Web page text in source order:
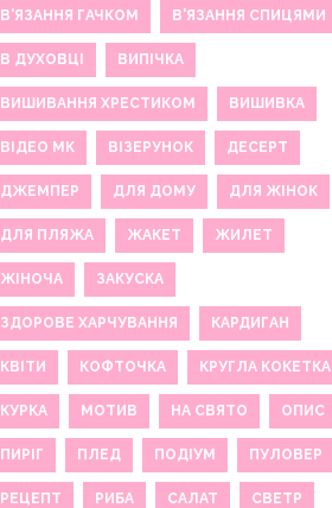
В'ЯЗАННЯ ГАЧКОМ В'ЯЗАННЯ СПИЦЯМИ
В ДУХОВЦІ ВИПІЧКА
ВИШИВАННЯ ХРЕСТИКОМ ВИШИВКА
ВІДЕО МК ВІЗЕРУНОК ДЕСЕРТ
ДЖЕМПЕР ДЛЯ ДОМУ ДЛЯ ЖІНОК
ДЛЯ ПЛЯЖА ЖАКЕТ ЖИЛЕТ
ЖІНОЧА ЗАКУСКА
ЗДОРОВЕ ХАРЧУВАННЯ КАРДИГАН
КВІТИ КОФТОЧКА КРУГЛА КОКЕТКА
КУРКА МОТИВ НА СВЯТО ОПИС
ПИРІГ ПЛЕД ПОДІУМ ПУЛОВЕР
РЕЦЕПТ РИБА САЛАТ СВЕТР